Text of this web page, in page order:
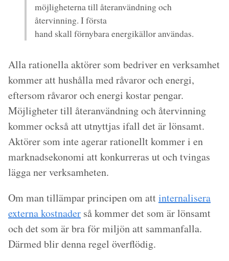
möjligheterna till återanvändning och
återvinning. I första
hand skall förnybara energikällor användas.
Alla rationella aktörer som bedriver en verksamhet
kommer att hushålla med råvaror och energi,
eftersom råvaror och energi kostar pengar.
Möjligheter till återanvändning och återvinning
kommer också att utnyttjas ifall det är lönsamt.
Aktörer som inte agerar rationellt kommer i en
marknadsekonomi att konkurreras ut och tvingas
lägga ner verksamheten.
Om man tillämpar principen om attinternalisera
externa kostnader så kommer det som är lönsamt
och det som är bra för miljön att sammanfalla.
Därmed blir denna regel överflödig.